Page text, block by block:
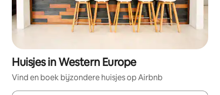
Huisjes in Western Europe
Vind en boek bijzondere huisjes op Airbnb